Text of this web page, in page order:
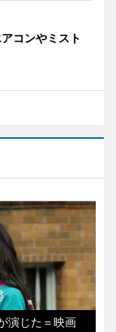
コンやミスト
演じた＝映画